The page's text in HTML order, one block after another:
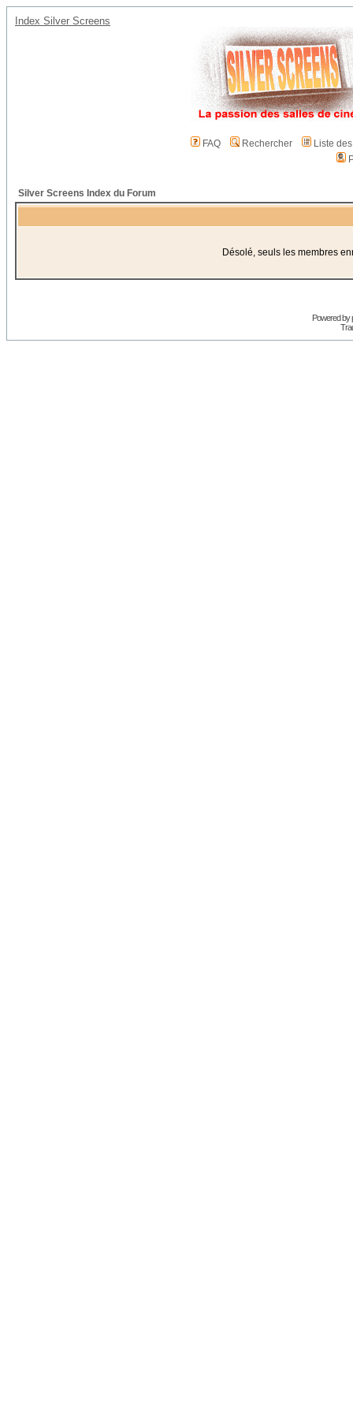
Index Silver Screens
FAQ Rechercher
Liste
Silver Screens Index du Forum
Désolé, seuls les membres
Powered by